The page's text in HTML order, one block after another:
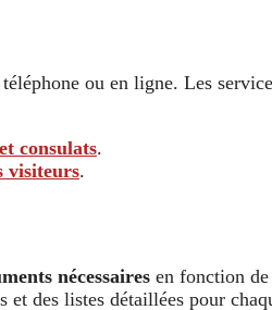
ou en ligne. Les
consulats.
visiteurs.
nécessaires en fonction
des listes détaillées pour